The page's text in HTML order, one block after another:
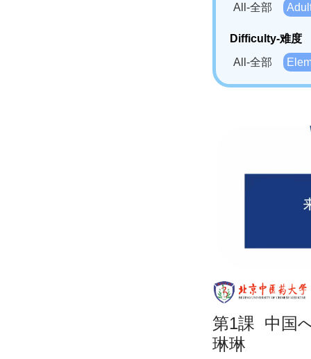
Swahili(SW)-
All-全部
Difficulty-难度
All-全部
第1課 中国
琳琳